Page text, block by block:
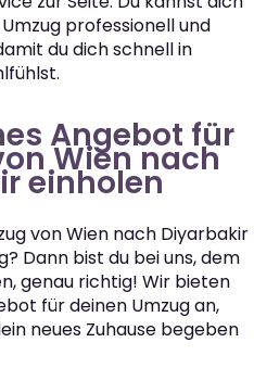
professionell und
du dich schnell in
Angebot für
Wien nach
einholen
von Wien nach Diyarbakir
Dann bist du bei uns, dem
genau richtig! Wir bieten
für deinen Umzug an,
neues Zuhause begeben